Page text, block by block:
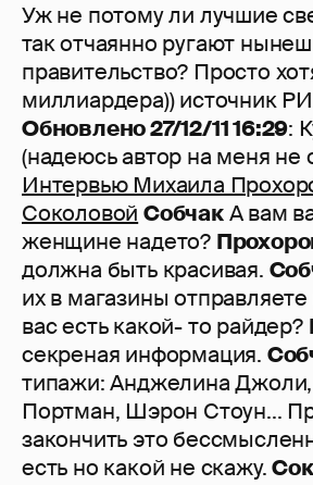
Уж не потому ли лучшие
так отчаянно ругают
правительство? Просто
миллиардера)) источник
Обновлено 27/12/11 16:29:
(надеюсь автор на меня не
Интервью Михаила
Соколовой СобчакА вам
женщине надето?
должна быть красивая.
их в магазины
вас есть какой- то райдер?
секреная информация.
типажи: Анджелина
Портман, Шэрон Стоун...
закончить это
есть но какой не скажу.